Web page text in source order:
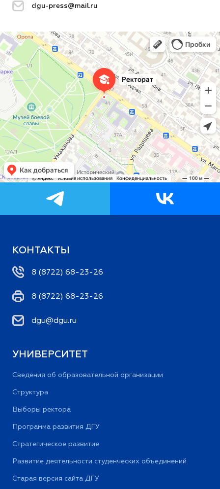
dgu-press@mail.ru
УНИВЕРСИТЕТ
Сведения об образовательной организации
Структура
Выборы ректора
Программа развития ДГУ
Стратегическое развитие
Развитие деятельности студенческих объединений
Старая версия сайта ДГУ
КОНТАКТЫ
8 (8722) 68-23-26
8 (8722) 68-23-26
dgu@dgu.ru